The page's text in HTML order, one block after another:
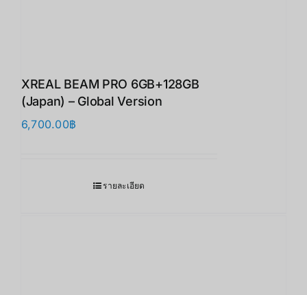
XREAL BEAM PRO 6GB+128GB
(Japan) – Global Version
6,700.00฿
รายละเอียด